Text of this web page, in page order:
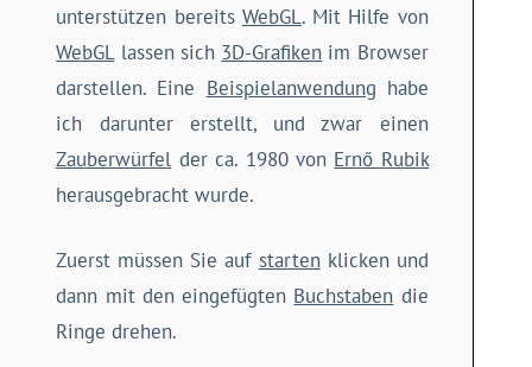
unterstützen bereits WebGL. Mit Hilfe von
WebGLlassen sich 3D-Grafiken im Browser
darstellen. Eine Beispielanwendung habe
ich darunter erstellt, und zwar einen
Zauberwürfel der ca. 1980 von Ernő Rubik
herausgebracht wurde.
Zuerst müssen Sie auf startenklicken und
dann mit den eingefügten Buchstaben die
Ringe drehen.